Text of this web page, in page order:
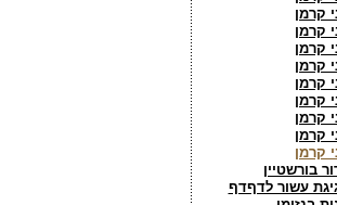
קרמן
קרמן
קרמן
קרמן
קרמן
קרמן
קרמן
קרמן
קרמן
בורשטיין
עשור לדףדף